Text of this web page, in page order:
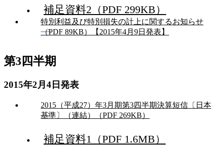
補足資料2（PDF 299KB）
特別利益及び特別損失の計上に関するお知らせ
（PDF 89KB）【2015年4月9日発表】
第3四半期
2015年2月4日発表
2015（平成27）年3月期第3四半期決算短信〔日本
基準〕（連結）（PDF 269KB）
補足資料1（PDF 1.6MB）